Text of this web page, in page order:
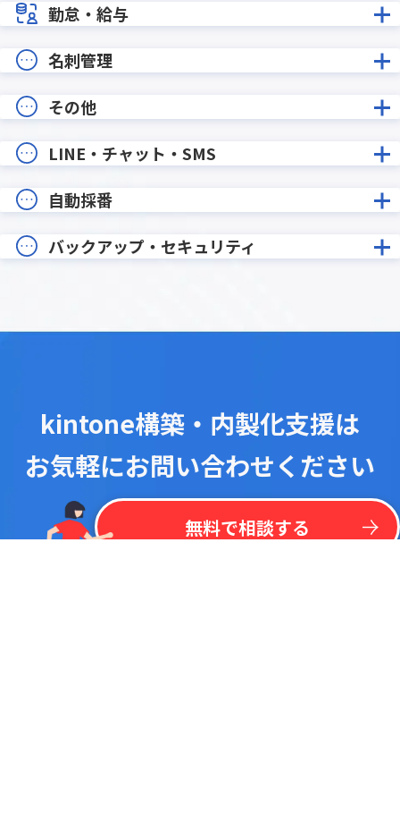
勤怠・給与
名刺管理
その他
LINE・チャット・SMS
自動採番
バックアップ・セキュリティ
kintone構築・内製化支援は
お気軽にお問い合わせください
無料で相談する
今なら
最 新リス トを 一括 掲載！
kintone
プラグイン